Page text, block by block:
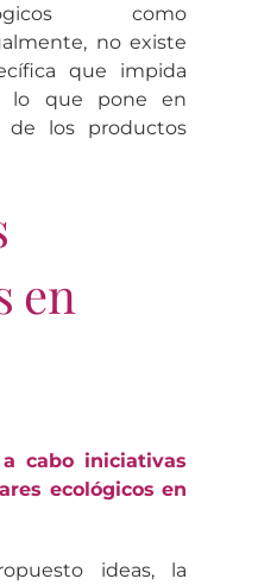
como
no existe
que impida
lo que pone en
de los productos
en
cabo iniciativas
ecológicos en
ideas, la